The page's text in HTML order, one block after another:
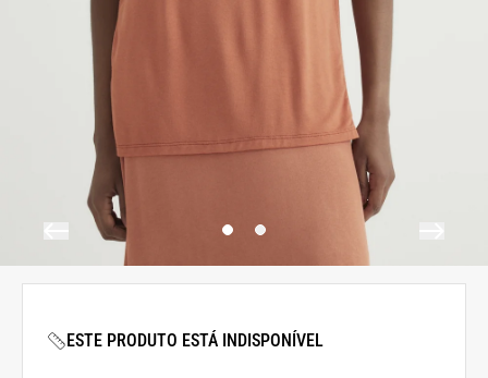
ESTE PRODUTO ESTÁ INDISPONÍVEL